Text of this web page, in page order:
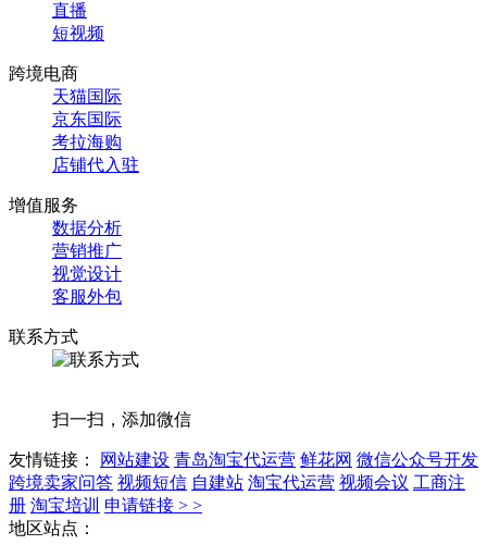
直播
短视频
跨境电商
天猫国际
京东国际
考拉海购
店铺代入驻
增值服务
数据分析
营销推广
视觉设计
客服外包
联系方式
扫一扫，添加微信
友情链接： 网站建设 青岛淘宝代运营 鲜花网 微信公众号开发
跨境卖家问答 视频短信 自建站 淘宝代运营 视频会议 工商注
册 淘宝培训 申请链接 > >
地区站点：